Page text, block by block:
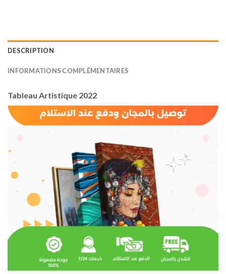
DESCRIPTION
INFORMATIONS COMPLÉMENTAIRES
Tableau Artistique 2022